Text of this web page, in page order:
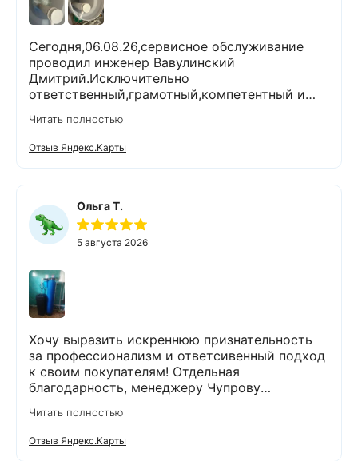
Сегодня,06.08.26,сервисное обслуживание
проводил инженер Вавулинский
Дмитрий.Исключительно
ответственный,грамотный,компетентный и
выполнены очень тщательно и качественно.На
все вопросы ответил
профессионально.Проанализировал и
выполнении работ поддерживал чистоту и
порядок.Помимо отличного выполненной
задачи,оставил хорошее настроение.Спасибо
Экодару,что в вашей организации работают
Читать полностью
Отзыв Яндекс.Карты
Ольга Т.
5 августа 2026
Хочу выразить искреннюю признательность
за профессионализм и ответсивенный подход
к своим покупателям! Отдельная
благодарность, менеджеру Чупрову
быстро и чётко всё объяснил,
порекомендовал и подобрал пару вариантов
оборудования. Монтаж так же сделали
Читать полностью
Отзыв Яндекс.Карты